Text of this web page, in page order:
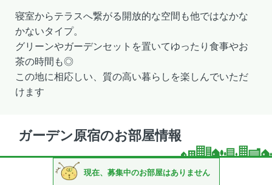
寝室からテラスへ繋がる開放的な空間も他ではなかな
かないタイプ。
グリーンやガーデンセットを置いてゆったり食事やお
茶の時間も◎
この地に相応しい、質の高い暮らしを楽しんでいただ
けます
ガーデン原宿のお部屋情報
現在、募集中のお部屋はありません